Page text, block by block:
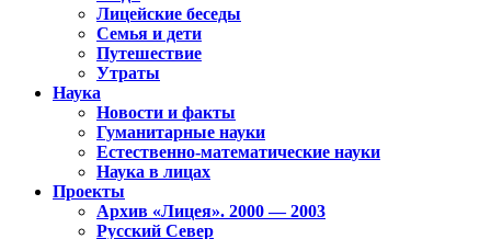
Лицейские беседы
Семья и дети
Путешествие
Утраты
Наука
Новости и факты
Гуманитарные науки
Естественно-математические науки
Наука в лицах
Проекты
Архив «Лицея». 2000 — 2003
Русский Север